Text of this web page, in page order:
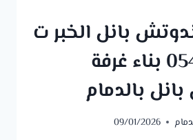
بانل الخبر ت
: 0541309913 بناء غرفة
بالدمام
09/01/2026